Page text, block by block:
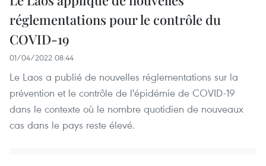
réglementations pour le contrôle du
COVID-19
01/04/2022 08:44
Le Laos a publié de nouvelles réglementations sur la
prévention et le contrôle de l'épidémie de COVID-19
dans le contexte où le nombre quotidien de nouveaux
cas dans le pays reste élevé.